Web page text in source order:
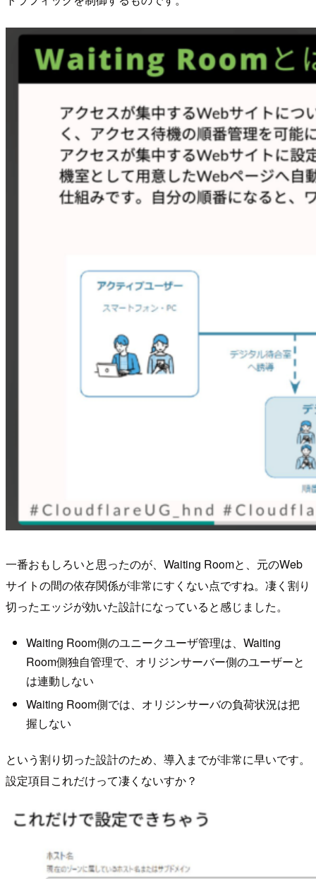
一番おもしろいと思ったのが、Waiting Roomと、元のWeb
サイトの間の依存関係が非常にすくない点ですね。凄く割り
切ったエッジが効いた設計になっていると感じました。
Waiting Room側のユニークユーザ管理は、Waiting
Room側独自管理で、オリジンサーバー側のユーザーと
は連動しない
Waiting Room側では、オリジンサーバの負荷状況は把
握しない
という割り切った設計のため、導入までが非常に早いです。
設定項目これだけって凄くないすか？